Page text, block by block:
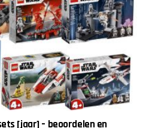
[jaar] – beoordelen en